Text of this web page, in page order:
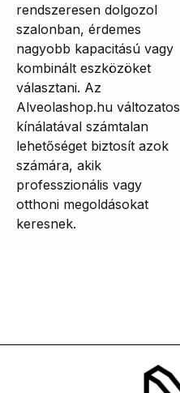
rendszeresen dolgozol
szalonban, érdemes
nagyobb kapacitású vagy
kombinált eszközöket
választani. Az
Alveolashop.hu változatos
kínálatával számtalan
lehetőséget biztosít azok
számára, akik
professzionális vagy
otthoni megoldásokat
keresnek.